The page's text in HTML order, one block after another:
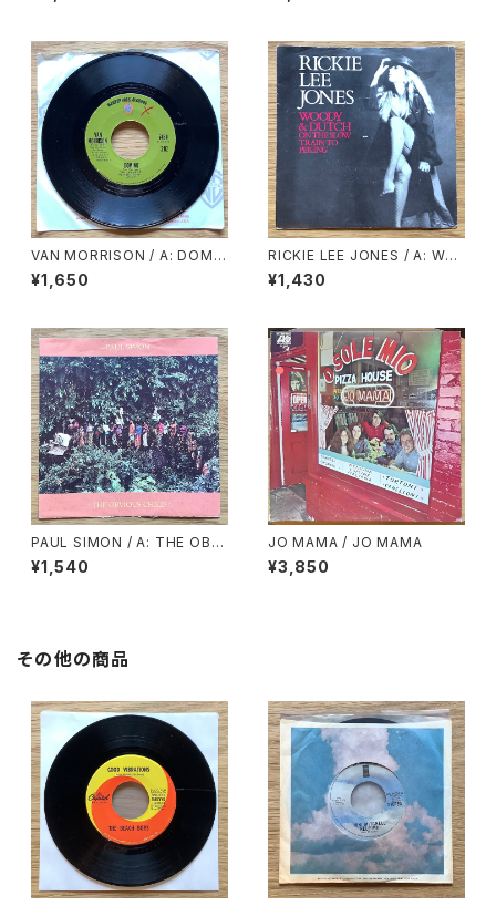
VAN MORRISON / A: DOMI
NO / B: SWEET JANNIE
¥1,650
RICKIE LEE JONES / A: WO
ODY & DUTCH ON THE SL
OW TRAIN TO PEKING / B:
¥1,430
PAUL SIMON / A: THE OBVI
OUS CHILD / B: THE RHYT
HM OF THE SAINTS
¥1,540
JO MAMA / JO MAMA
¥3,850
その他の商品